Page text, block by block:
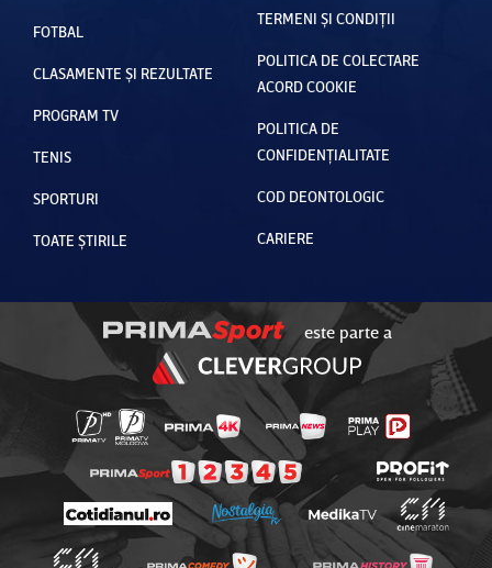
FOTBAL
CLASAMENTE ȘI REZULTATE
PROGRAM TV
TENIS
SPORTURI
TOATE ȘTIRILE
TERMENI ȘI CONDIȚII
POLITICA DE COLECTARE
ACORD COOKIE
POLITICA DE
CONFIDENȚIALITATE
COD DEONTOLOGIC
CARIERE
este parte a